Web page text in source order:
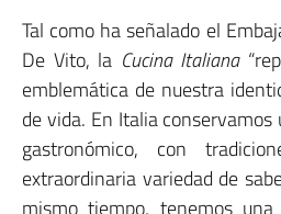
Tal como ha señalado el
De Vito, la Cucina Italiana
emblemática de nuestra
de vida. En Italia
gastronómico, con
extraordinaria variedad de